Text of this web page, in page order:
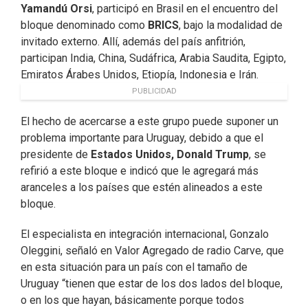
Yamandú Orsi, participó en Brasil en el encuentro del
bloque denominado como BRICS, bajo la modalidad de
invitado externo. Allí, además del país anfitrión,
participan India, China, Sudáfrica, Arabia Saudita, Egipto,
Emiratos Árabes Unidos, Etiopía, Indonesia e Irán.
PUBLICIDAD
El hecho de acercarse a este grupo puede suponer un
problema importante para Uruguay, debido a que el
presidente de Estados Unidos, Donald Trump, se
refirió a este bloque e indicó que le agregará más
aranceles a los países que estén alineados a este
bloque.
El especialista en integración internacional, Gonzalo
Oleggini, señaló en Valor Agregado de radio Carve, que
en esta situación para un país con el tamaño de
Uruguay “tienen que estar de los dos lados del bloque,
o en los que hayan, básicamente porque todos